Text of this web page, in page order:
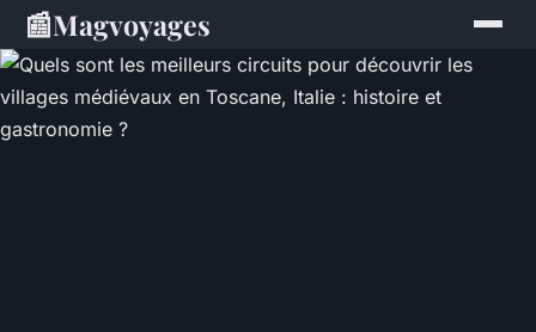
📰Magvoyages